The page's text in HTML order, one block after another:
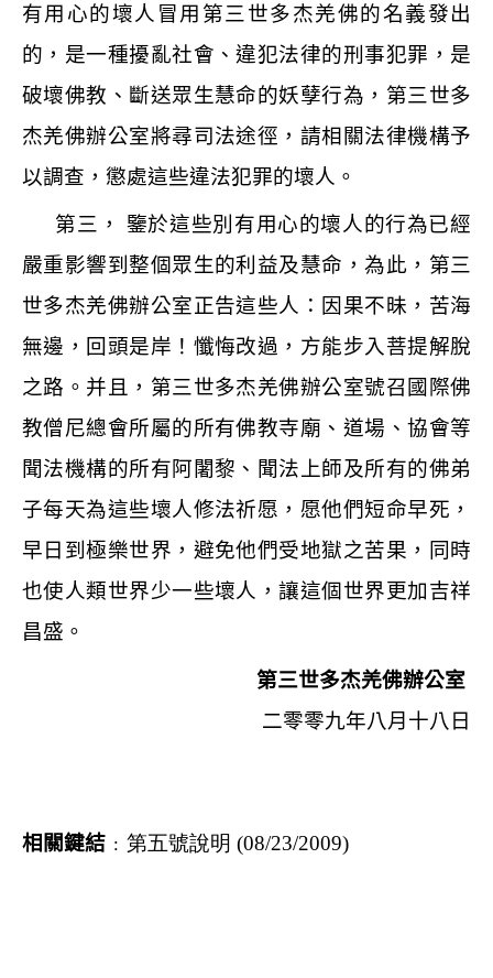
有用心的壞人冒用第三世多杰羌佛的名義發出
的，是一種擾亂社會、違犯法律的刑事犯罪，是
破壞佛教、斷送眾生慧命的妖孽行為，第三世多
杰羌佛辦公室將尋司法途徑，請相關法律機構予
以調查，懲處這些違法犯罪的壞人。
第三， 鑒於這些別有用心的壞人的行為已經
嚴重影響到整個眾生的利益及慧命，為此，第三
世多杰羌佛辦公室正告這些人：因果不昧，苦海
無邊，回頭是岸！懺悔改過，方能步入菩提解脫
之路。并且，第三世多杰羌佛辦公室號召國際佛
教僧尼總會所屬的所有佛教寺廟、道場、協會等
聞法機構的所有阿闍黎、聞法上師及所有的佛弟
子每天為這些壞人修法祈愿，愿他們短命早死，
早日到極樂世界，避免他們受地獄之苦果，同時
也使人類世界少一些壞人，讓這個世界更加吉祥
昌盛。
第三世多杰羌佛辦公室
二零零九年八月十八日
相關鍵結 ﹕ 第五號說明 (08/23/2009)